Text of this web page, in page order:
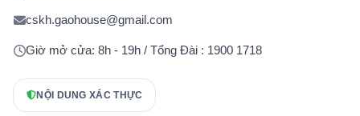
cskh.gaohouse@gmail.com
Giờ mở cửa: 8h - 19h / Tổng Đài : 1900 1718
NỘI DUNG XÁC THỰC